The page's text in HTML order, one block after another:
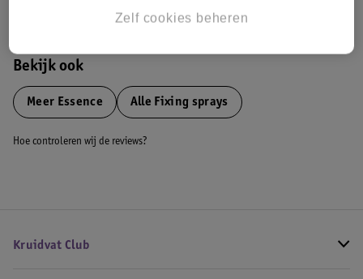
Bekijk ook
Meer Essence Alle Fixing sprays
Hoe controleren wij de reviews?
Kruidvat Club
Zelf cookies beheren